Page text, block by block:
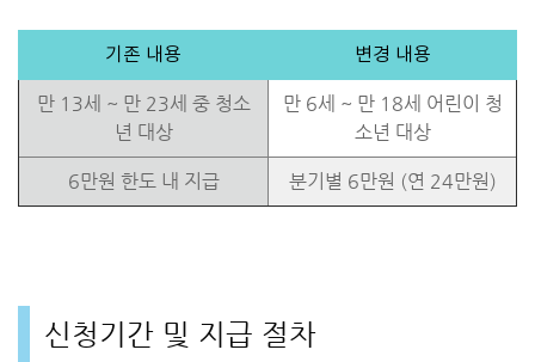
기존 내용 변경 내용
만 13세 ~ 만 23세 중 청소
년 대상
만 6세 ~ 만 18세 어린이 청
소년 대상
6만원 한도 내 지급 분기별 6만원 (연 24만원)
신청기간 및 지급 절차